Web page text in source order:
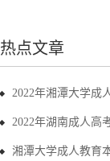
热点文章
2022年湘潭大学成
2022年湖南成人高
湘潭大学成人教育